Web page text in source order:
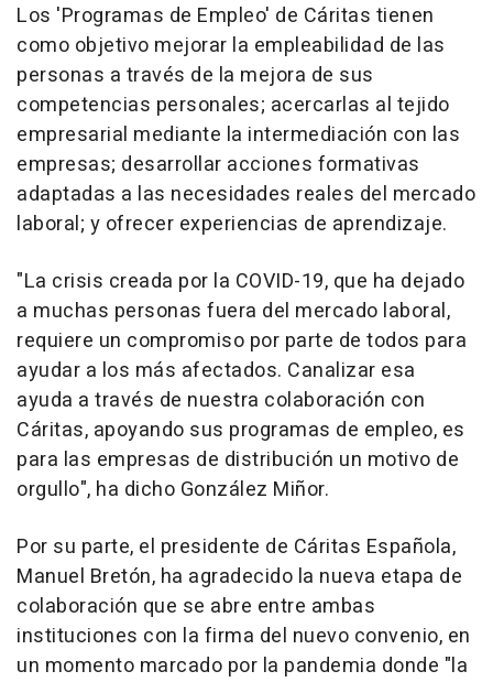
Los 'Programas de Empleo' de Cáritas tienen
como objetivo mejorar la empleabilidad de las
personas a través de la mejora de sus
competencias personales; acercarlas al tejido
empresarial mediante la intermediación con las
empresas; desarrollar acciones formativas
adaptadas a las necesidades reales del mercado
laboral; y ofrecer experiencias de aprendizaje.
"La crisis creada por la COVID-19, que ha dejado
a muchas personas fuera del mercado laboral,
requiere un compromiso por parte de todos para
ayudar a los más afectados. Canalizar esa
ayuda a través de nuestra colaboración con
Cáritas, apoyando sus programas de empleo, es
para las empresas de distribución un motivo de
orgullo", ha dicho González Miñor.
Por su parte, el presidente de Cáritas Española,
Manuel Bretón, ha agradecido la nueva etapa de
colaboración que se abre entre ambas
instituciones con la firma del nuevo convenio, en
un momento marcado por la pandemia donde "la